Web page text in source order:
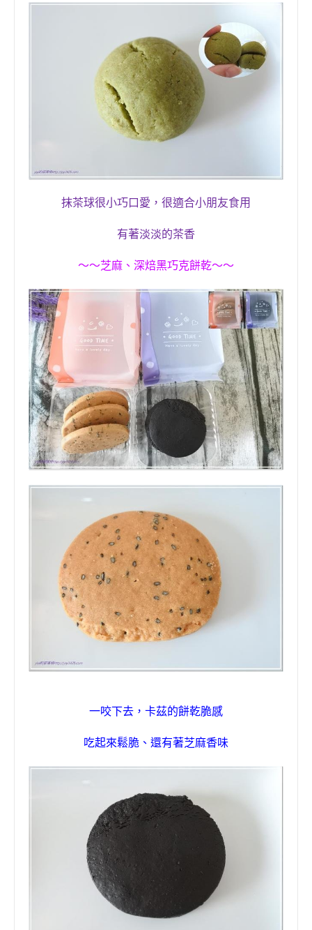
抹茶球很小巧口愛 ， 很適合小朋友食用
有著淡淡的茶香
～～芝麻、深焙黑巧克餅乾～～
一咬下去，卡茲的餅乾脆感
吃起來鬆脆、還有著芝麻香味